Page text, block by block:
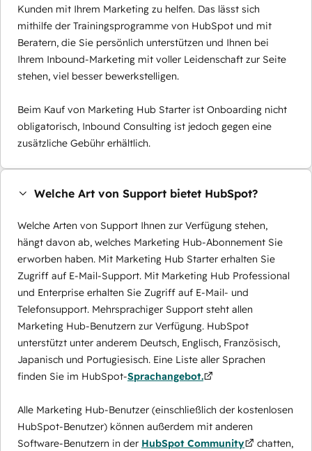
Kunden mit Ihrem Marketing zu helfen. Das lässt sich
mithilfe der Trainingsprogramme von HubSpot und mit
Beratern, die Sie persönlich unterstützen und Ihnen bei
Ihrem Inbound-Marketing mit voller Leidenschaft zur Seite
stehen, viel besser bewerkstelligen.
Beim Kauf von Marketing Hub Starter ist Onboarding nicht
obligatorisch, Inbound Consulting ist jedoch gegen eine
zusätzliche Gebühr erhältlich.
Welche Art von Support bietet HubSpot?
Welche Arten von Support Ihnen zur Verfügung stehen,
hängt davon ab, welches Marketing Hub-Abonnement Sie
erworben haben. Mit Marketing Hub Starter erhalten Sie
Zugriff auf E-Mail-Support. Mit Marketing Hub Professional
und Enterprise erhalten Sie Zugriff auf E-Mail- und
Telefonsupport. Mehrsprachiger Support steht allen
Marketing Hub-Benutzern zur Verfügung. HubSpot
unterstützt unter anderem Deutsch, Englisch, Französisch,
Japanisch und Portugiesisch. Eine Liste aller Sprachen
finden Sie im HubSpot-Sprachangebot.
Alle Marketing Hub-Benutzer (einschließlich der kostenlosen
HubSpot-Benutzer) können außerdem mit anderen
Software-Benutzern in der HubSpot Community
chatten,